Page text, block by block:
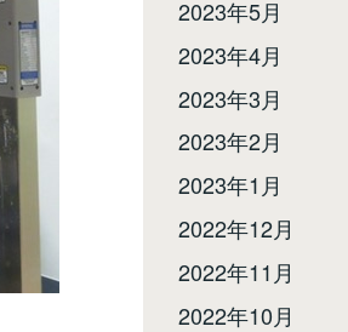
2023年5月
2023年4月
2023年3月
2023年2月
2023年1月
2022年12月
2022年11月
2022年10月